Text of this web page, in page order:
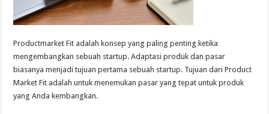
Productmarket Fit adalah konsep yang paling penting ketika
mengembangkan sebuah startup. Adaptasi produk dan pasar
biasanya menjadi tujuan pertama sebuah startup. Tujuan dari Product
Market Fit adalah untuk menemukan pasar yang tepat untuk produk
yang Anda kembangkan.